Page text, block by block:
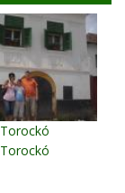
Torockó
Torockó